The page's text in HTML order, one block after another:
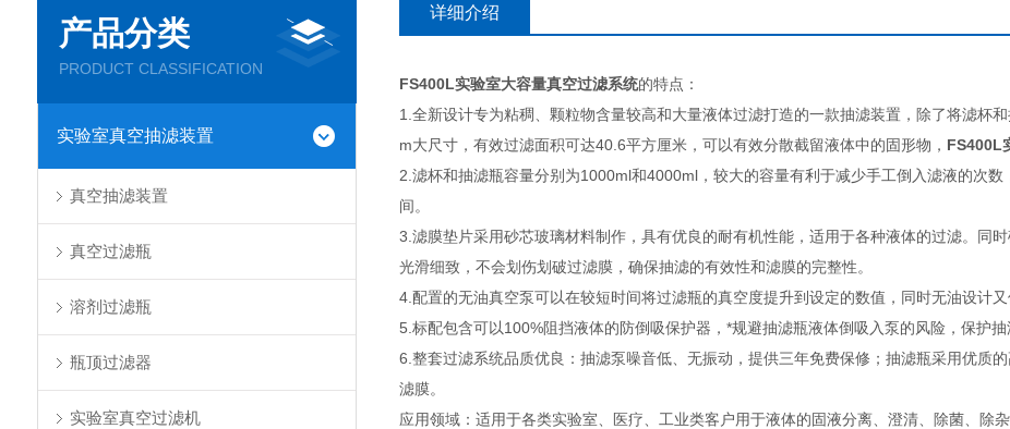
产品分类
PRODUCT CLASSIFICATION
实验室真空抽滤装置
真空抽滤装置
真空过滤瓶
溶剂过滤瓶
瓶顶过滤器
实验室真空过滤机
详细介绍
FS400L实验室大容量真空过滤系统的特点：
1.全新设计专为粘稠、颗粒物含量较高和大量液体过滤打造的一款抽滤装置，除了将滤杯
m大尺寸，有效过滤面积可达40.6平方厘米，可以有效分散截留液体中的固形物， FS400L
2.滤杯和抽滤瓶容量分别为1000ml和4000ml，较大的容量有利于减少手工倒入滤液的次
间。
3.滤膜垫片采用砂芯玻璃材料制作，具有优良的耐有机性能，适用于各种液体的过滤。同
光滑细致，不会划伤划破过滤膜，确保抽滤的有效性和滤膜的完整性。
4.配置的无油真空泵可以在较短时间将过滤瓶的真空度提升到设定的数值，同时无油设计
5.标配包含可以100%阻挡液体的防倒吸保护器，*规避抽滤瓶液体倒吸入泵的风险，保护
6.整套过滤系统品质优良：抽滤泵噪音低、无振动，提供三年免费保修；抽滤瓶采用优质
滤膜。
应用领域：适用于各类实验室、医疗、工业类客户用于液体的固液分离、澄清、除菌、除杂